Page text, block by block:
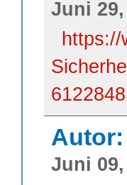
Juni 29,
Juni 09,